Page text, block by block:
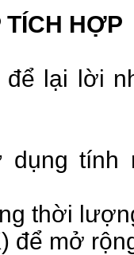
HỢP
để lại lời
tính
thời
để mở